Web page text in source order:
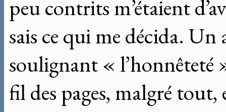
peu contrits m’étaient
sais ce qui me décida.
soulignant «
fil des pages, malgré